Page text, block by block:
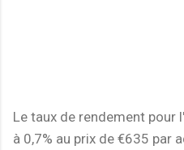
Le taux de rendement
à 0,7% au prix de €635 par